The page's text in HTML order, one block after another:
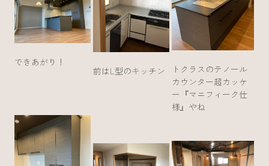
できあがり！
前はL型のキッチン
トクラスのテノール
カウンター超カッケ
ー『マニフィーク仕
様』やね